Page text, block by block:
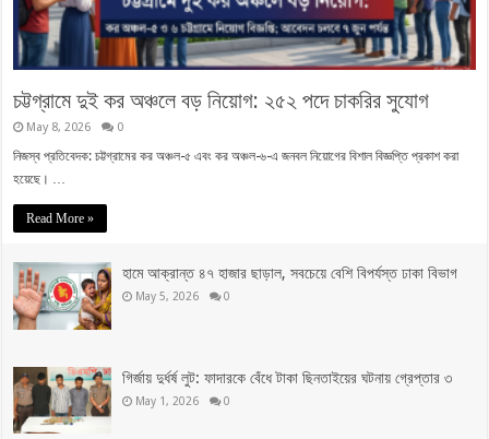
চট্টগ্রামে দুই কর অঞ্চলে বড় নিয়োগ: ২৫২ পদে চাকরির সুযোগ
May 8, 2026 0
নিজস্ব প্রতিবেদক: চট্টগ্রামের কর অঞ্চল-৫ এবং কর অঞ্চল-৬-এ জনবল নিয়োগের বিশাল বিজ্ঞপ্তি প্রকাশ করা
হয়েছে। …
Read More »
হামে আক্রান্ত ৪৭ হাজার ছাড়াল, সবচেয়ে বেশি বিপর্যস্ত ঢাকা বিভাগ
May 5, 2026 0
গির্জায় দুর্ধর্ষ লুট: ফাদারকে বেঁধে টাকা ছিনতাইয়ের ঘটনায় গ্রেপ্তার ৩
May 1, 2026 0